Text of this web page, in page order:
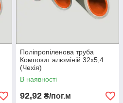
Поліпропіленова труба
Композит алюміній 32х5,4
(Чехія)
В наявності
92,92 ₴/пог.м